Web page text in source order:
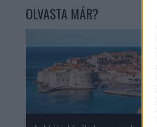
OLVASTA MÁR?